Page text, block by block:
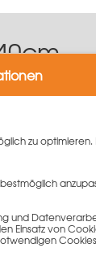
zu optimieren.
und
Einsatz von